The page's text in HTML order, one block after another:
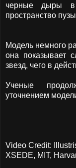
черные дыры в
пространство
Модель немного
она показывает
звезд, чего в
Ученые
уточнением
Video Credit:
XSEDE, MIT,